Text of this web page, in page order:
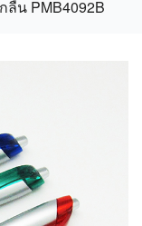
ลื่น PMB4092B